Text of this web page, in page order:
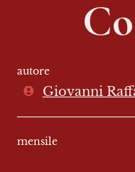
autore
Giovanni
mensile